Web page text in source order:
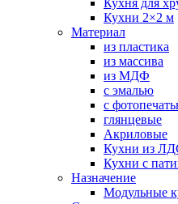
Кухня для
Кухни 2×2 м
Материал
из пластика
из массива
из МДФ
с эмалью
с
глянцевые
Акриловые
Кухни из
Кухни с
Назначение
Модульные